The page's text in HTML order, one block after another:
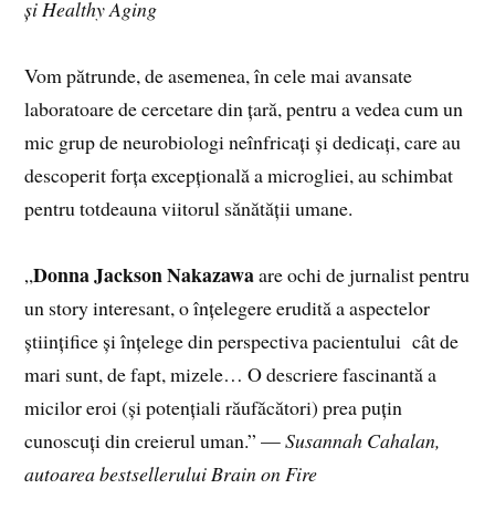
și Healthy Aging
Vom pătrunde, de asemenea, în cele mai avansate
laboratoare de cercetare din țară, pentru a vedea cum un
mic grup de neurobiologi neînfricați și dedicați, care au
descoperit forța excepțională a microgliei, au schimbat
pentru totdeauna viitorul sănătății umane.
„Donna Jackson Nakazawaare ochi de jurnalist pentru
un story interesant, o înțelegere erudită a aspectelor
științifice și înțelege din perspectiva pacientului cât de
mari sunt, de fapt, mizele… O descriere fascinantă a
micilor eroi (și potențiali răufăcători) prea puțin
cunoscuți din creierul uman.” —Susannah Cahalan,
autoarea bestsellerului Brain on Fire